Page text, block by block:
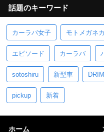
話題のキーワード
カーラバ女子 モトメガネ
エピソード カーラバ
sotoshiru 新型車
pickup 新着
ホーム